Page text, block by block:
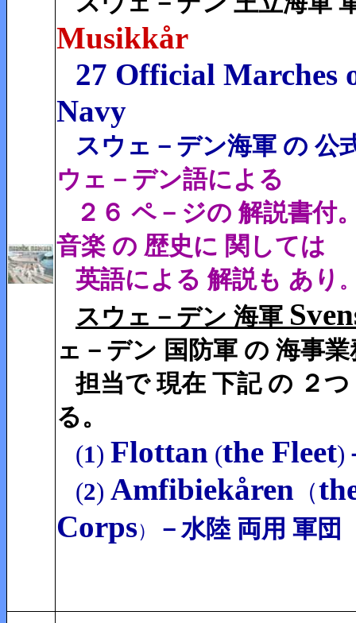
Musikkår
27 Official Marches
Navy
スウェ－デン海軍 の 公
ウェ－デン語による
２６ ペ－ジの 解説書付
音楽 の 歴史に 関しては
英語による 解説も あり
スウェ－デン 海軍
ェ－デン 国防軍 の 海事業
担当で 現在 下記 の ２
る。
(1) Flottan (the Fleet)
(2) Amfibiekåren （
Corps） －水陸 両用 軍団